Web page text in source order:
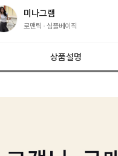
미나그램
로맨틱 심플베이직
상품설명